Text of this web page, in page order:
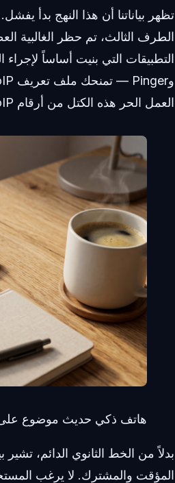
تظهر بياناتنا أن هذا النهج بدأ
العمل الحر هذه الكتل من أرقام VoIP الثابتة على أنها عالية المخاطر.
هاتف ذكي حديث موضوع
بدلاً من الخط الثانوي الدائم،
المؤقت والمشترك. لا يرغب